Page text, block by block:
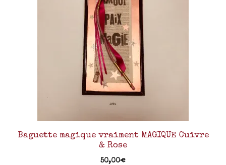
Baguette magique vraiment MAGIQUE Cuivre
& Rose
50,00€